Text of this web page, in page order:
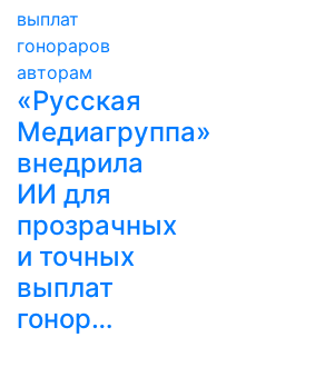
«Русская
Медиагруппа»
внедрила
ИИ для
прозрачных
и точных
выплат
гонор…